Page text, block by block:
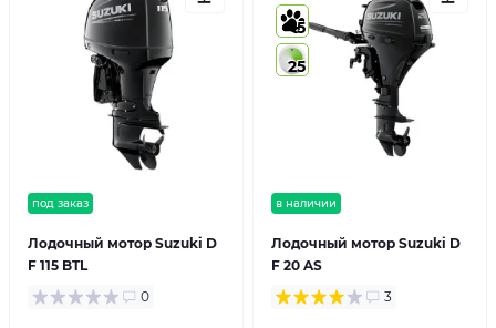
под заказ
Лодочный мотор Suzuki D
F 115 BTL
0
в наличии
Лодочный мотор Suzuki D
F 20 AS
5
25
3